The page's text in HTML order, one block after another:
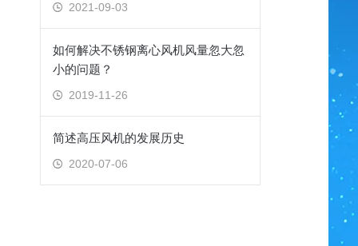
2021-09-03
如何解决不锈钢离心风机风量忽大忽
小的问题？
2019-11-26
简述高压风机的发展历史
2020-07-06